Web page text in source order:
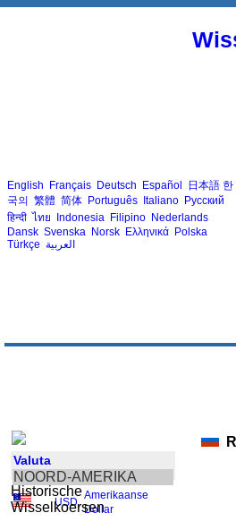
English Français Deutsch Español 日本語 한
국의 繁體 简体 Português Italiano Русский
हिन्दी ไทย Indonesia Filipino Nederlands
Dansk Svenska Norsk Ελληνικά Polska
Türkçe العربية
Valuta
NOORD-AMERIKA
USD,
Amerikaanse
Dollar
Historische
Wisselkoersen